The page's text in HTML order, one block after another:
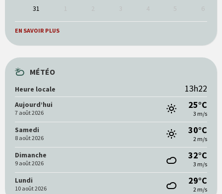
31
Agenda
EN SAVOIR PLUS
MÉTÉO
Heure locale 13h22
Aujourd’hui
7 août 2026
25°C
3 m/s
Samedi
8 août 2026
30°C
2 m/s
Dimanche
9 août 2026
32°C
3 m/s
Lundi
10 août 2026
29°C
2 m/s